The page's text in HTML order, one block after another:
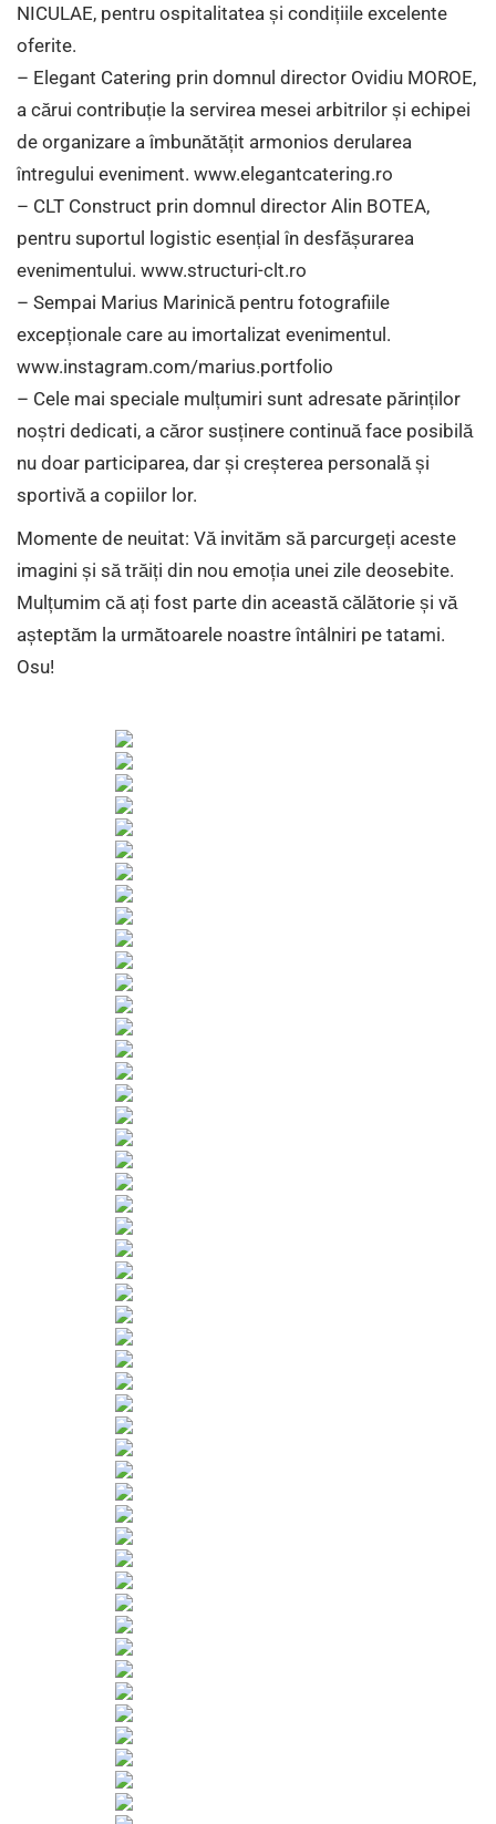
NICULAE, pentru ospitalitatea și condițiile excelente
oferite.
– Elegant Catering prin domnul director Ovidiu MOROE,
a cărui contribuție la servirea mesei arbitrilor și echipei
de organizare a îmbunătățit armonios derularea
întregului eveniment. www.elegantcatering.ro
– CLT Construct prin domnul director Alin BOTEA,
pentru suportul logistic esențial în desfășurarea
evenimentului. www.structuri-clt.ro
– Sempai Marius Marinică pentru fotografiile
excepționale care au imortalizat evenimentul.
www.instagram.com/marius.portfolio
– Cele mai speciale mulțumiri sunt adresate părinților
noștri dedicati, a căror susținere continuă face posibilă
nu doar participarea, dar și creșterea personală și
sportivă a copiilor lor.
Momente de neuitat: Vă invităm să parcurgeți aceste
imagini și să trăiți din nou emoția unei zile deosebite.
Mulțumim că ați fost parte din această călătorie și vă
așteptăm la următoarele noastre întâlniri pe tatami.
Osu!